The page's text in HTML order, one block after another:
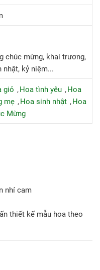
chúc mừng, khai trương,
nhật, kỷ niệm...
giỏ Hoa tình yêu
Hoa
mẹ
Hoa sinh nhật
Hoa
Mừng
nhí cam
thiết kế mẫu hoa theo